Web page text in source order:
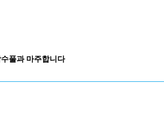
풀과 마주합니다